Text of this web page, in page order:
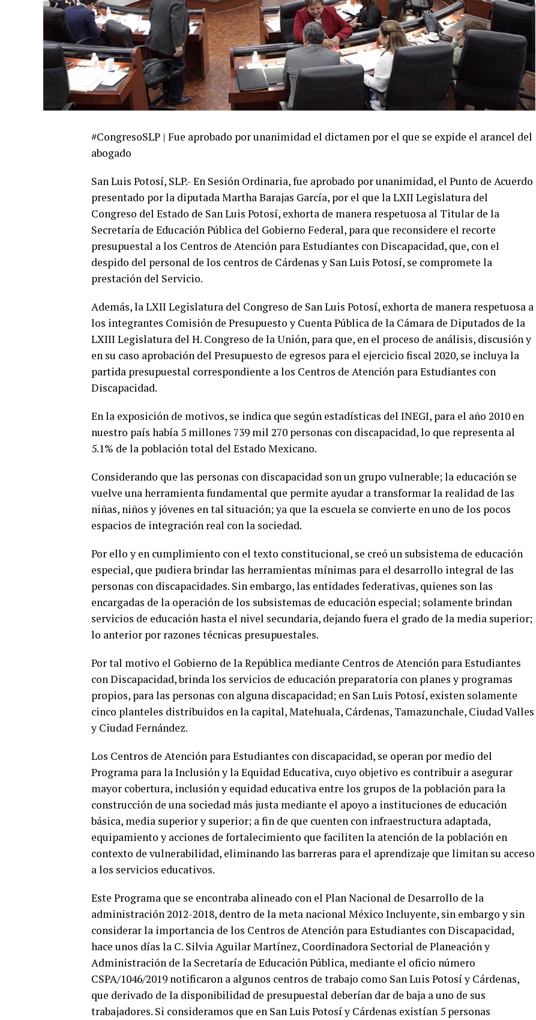
#CongresoSLP | Fue aprobado por unanimidad el dictamen por el que se expide el arancel del
abogado
San Luis Potosí, SLP.- En Sesión Ordinaria, fue aprobado por unanimidad, el Punto de Acuerdo
presentado por la diputada Martha Barajas García, por el que la LXII Legislatura del
Congreso del Estado de San Luis Potosí, exhorta de manera respetuosa al Titular de la
Secretaría de Educación Pública del Gobierno Federal, para que reconsidere el recorte
presupuestal a los Centros de Atención para Estudiantes con Discapacidad, que, con el
despido del personal de los centros de Cárdenas y San Luis Potosí, se compromete la
prestación del Servicio.
Además, la LXII Legislatura del Congreso de San Luis Potosí, exhorta de manera respetuosa a
los integrantes Comisión de Presupuesto y Cuenta Pública de la Cámara de Diputados de la
LXIII Legislatura del H. Congreso de la Unión, para que, en el proceso de análisis, discusión y
en su caso aprobación del Presupuesto de egresos para el ejercicio fiscal 2020, se incluya la
partida presupuestal correspondiente a los Centros de Atención para Estudiantes con
Discapacidad.
En la exposición de motivos, se indica que según estadísticas del INEGI, para el año 2010 en
nuestro país había 5 millones 739 mil 270 personas con discapacidad, lo que representa al
5.1% de la población total del Estado Mexicano.
Considerando que las personas con discapacidad son un grupo vulnerable; la educación se
vuelve una herramienta fundamental que permite ayudar a transformar la realidad de las
niñas, niños y jóvenes en tal situación; ya que la escuela se convierte en uno de los pocos
espacios de integración real con la sociedad.
Por ello y en cumplimiento con el texto constitucional, se creó un subsistema de educación
especial, que pudiera brindar las herramientas mínimas para el desarrollo integral de las
personas con discapacidades. Sin embargo, las entidades federativas, quienes son las
encargadas de la operación de los subsistemas de educación especial; solamente brindan
servicios de educación hasta el nivel secundaria, dejando fuera el grado de la media superior;
lo anterior por razones técnicas presupuestales.
Por tal motivo el Gobierno de la República mediante Centros de Atención para Estudiantes
con Discapacidad, brinda los servicios de educación preparatoria con planes y programas
propios, para las personas con alguna discapacidad; en San Luis Potosí, existen solamente
cinco planteles distribuidos en la capital, Matehuala, Cárdenas, Tamazunchale, Ciudad Valles
y Ciudad Fernández.
Los Centros de Atención para Estudiantes con discapacidad, se operan por medio del
Programa para la Inclusión y la Equidad Educativa, cuyo objetivo es contribuir a asegurar
mayor cobertura, inclusión y equidad educativa entre los grupos de la población para la
construcción de una sociedad más justa mediante el apoyo a instituciones de educación
básica, media superior y superior; a fin de que cuenten con infraestructura adaptada,
equipamiento y acciones de fortalecimiento que faciliten la atención de la población en
contexto de vulnerabilidad, eliminando las barreras para el aprendizaje que limitan su acceso
a los servicios educativos.
Este Programa que se encontraba alineado con el Plan Nacional de Desarrollo de la
administración 2012-2018, dentro de la meta nacional México Incluyente, sin embargo y sin
considerar la importancia de los Centros de Atención para Estudiantes con Discapacidad,
hace unos días la C. Silvia Aguilar Martínez, Coordinadora Sectorial de Planeación y
Administración de la Secretaría de Educación Pública, mediante el oficio número
CSPA/1046/2019 notificaron a algunos centros de trabajo como San Luis Potosí y Cárdenas,
que derivado de la disponibilidad de presupuestal deberían dar de baja a uno de sus
trabajadores. Si consideramos que en San Luis Potosí y Cárdenas existían 5 personas